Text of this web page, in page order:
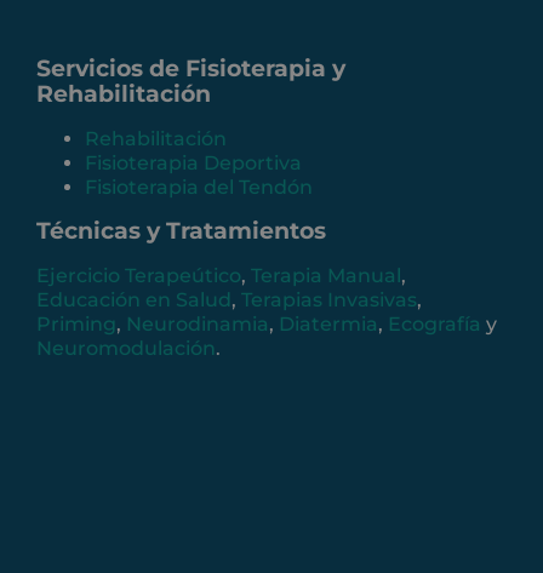
Servicios de Fisioterapia y
Rehabilitación
Rehabilitación
Fisioterapia Deportiva
Fisioterapia del Tendón
Técnicas y Tratamientos
Ejercicio Terapeútico, Terapia Manual,
Educación en Salud, Terapias Invasivas,
Priming, Neurodinamia, Diatermia, Ecografía y
Neuromodulación.